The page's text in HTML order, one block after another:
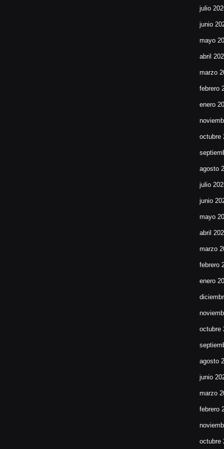
julio
junio
mayo
abril
marzo
febrero
enero
octubre
agosto
julio
junio
mayo
abril
marzo
febrero
enero
octubre
agosto
junio
marzo
febrero
octubre